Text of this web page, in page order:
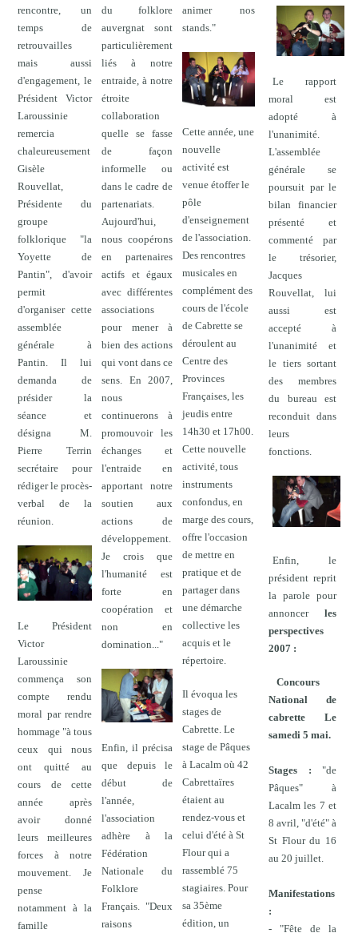
rencontre, un
temps de
retrouvailles
mais aussi
d'engagement, le
Président Victor
Laroussinie
remercia
chaleureusement
Gisèle
Rouvellat,
Présidente du
groupe
folklorique "la
Yoyette de
Pantin", d'avoir
permit
d'organiser cette
assemblée
générale à
Pantin. Il lui
demanda de
présider la
séance et
désigna M.
Pierre Terrin
secrétaire pour
rédiger le procès-
verbal de la
réunion.
Le Président
Victor
Laroussinie
commença son
compte rendu
moral par rendre
hommage "à tous
ceux qui nous
ont quitté au
cours de cette
année après
avoir donné
leurs meilleures
forces à notre
mouvement. Je
pense
notamment à la
famille
du folklore
auvergnat sont
particulièrement
liés à notre
entraide, à notre
étroite
collaboration
quelle se fasse
de façon
informelle ou
dans le cadre de
partenariats.
Aujourd'hui,
nous coopérons
en partenaires
actifs et égaux
avec différentes
associations
pour mener à
bien des actions
qui vont dans ce
sens. En 2007,
nous
continuerons à
promouvoir les
échanges et
l'entraide en
apportant notre
soutien aux
actions de
développement.
Je crois que
l'humanité est
forte en
coopération et
non en
domination..."
Enfin, il précisa
que depuis le
début de
l'année,
l'association
adhère à la
Fédération
Nationale du
Folklore
Français. "Deux
raisons
animer nos
stands."
Cette année, une
nouvelle
activité est
venue étoffer le
pôle
d'enseignement
de l'association.
Des rencontres
musicales en
complément des
cours de l'école
de Cabrette se
déroulent au
Centre des
Provinces
Françaises, les
jeudis entre
14h30 et 17h00.
Cette nouvelle
activité, tous
instruments
confondus, en
marge des cours,
offre l'occasion
de mettre en
pratique et de
partager dans
une démarche
collective les
acquis et le
répertoire.
Il évoqua les
stages de
Cabrette. Le
stage de Pâques
à Lacalm où 42
Cabrettaïres
étaient au
rendez-vous et
celui d'été à St
Flour qui a
rassemblé 75
stagiaires. Pour
sa 35ème
édition, un
Le rapport
moral est
adopté à
l'unanimité.
L'assemblée
générale se
poursuit par le
bilan financier
présenté et
commenté par
le trésorier,
Jacques
Rouvellat, lui
aussi est
accepté à
l'unanimité et
le tiers sortant
des membres
du bureau est
reconduit dans
leurs
fonctions.
Enfin, le
président reprit
la parole pour
annoncer
les
perspectives
2007 :
Concours
National de
cabrette Le
samedi 5 mai.
Stages : "de
Pâques" à
Lacalm les 7 et
8 avril, "d'été" à
St Flour du 16
au 20 juillet.
Manifestations
:
- "Fête de la